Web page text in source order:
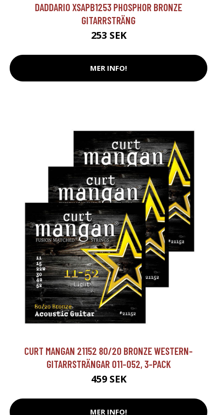
DADDARIO XSAPB1253 PHOSPHOR BRONZE
GITARRSTRÄNG
253 SEK
MER INFO!
CURT MANGAN 21152 80/20 BRONZE WESTERN-
GITARRSTRÄNGAR 011-052, 3-PACK
459 SEK
MER INFO!